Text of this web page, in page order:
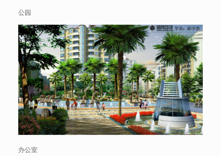
公园
办公室